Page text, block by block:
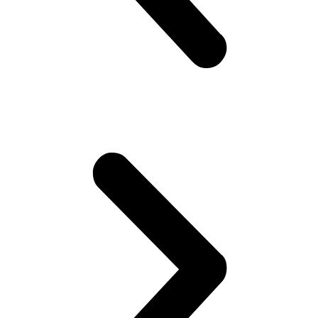
Праздник для детей в
О нас
Услуги центра